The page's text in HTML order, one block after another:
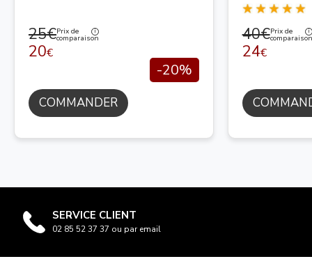
25€Prix de
comparaison
20€
-20%
COMMANDER
40€Prix de
comparaison
24€
SERVICE CLIENT
02 85 52 37 37 ou par email